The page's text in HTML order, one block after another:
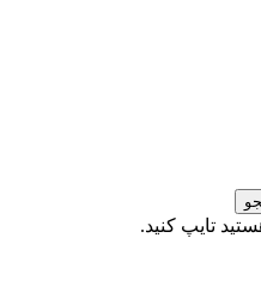
تایپ کنید.